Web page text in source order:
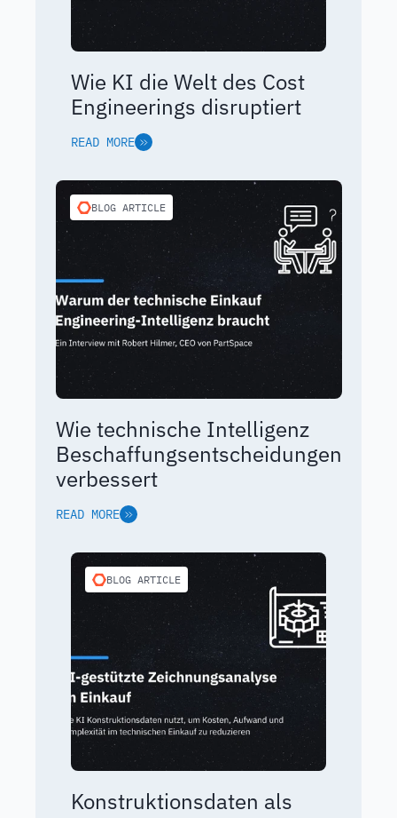
Wie KI die Welt des Cost
Engineerings disruptiert
READ MORE
BLOG ARTICLE
Wie technische Intelligenz
Beschaffungsentscheidungen
verbessert
READ MORE
BLOG ARTICLE
Konstruktionsdaten als